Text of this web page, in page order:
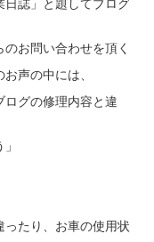
お問い合わせを頂く
声の中には、
ログの修理内容と違
たり、お車の使用状